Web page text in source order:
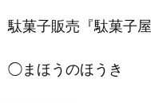
駄菓子販売『駄菓子
◯まほうのほうき